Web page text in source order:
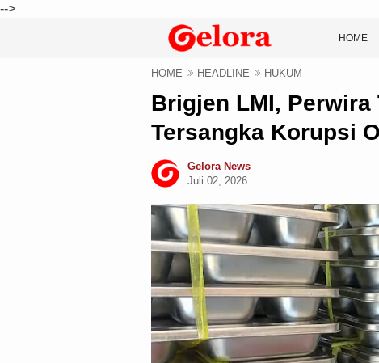
-->
HOME
HOME HEADLINE HUKUM
Brigjen LMI,
Tersangka Korupsi
Gelora News
Juli 02, 2026